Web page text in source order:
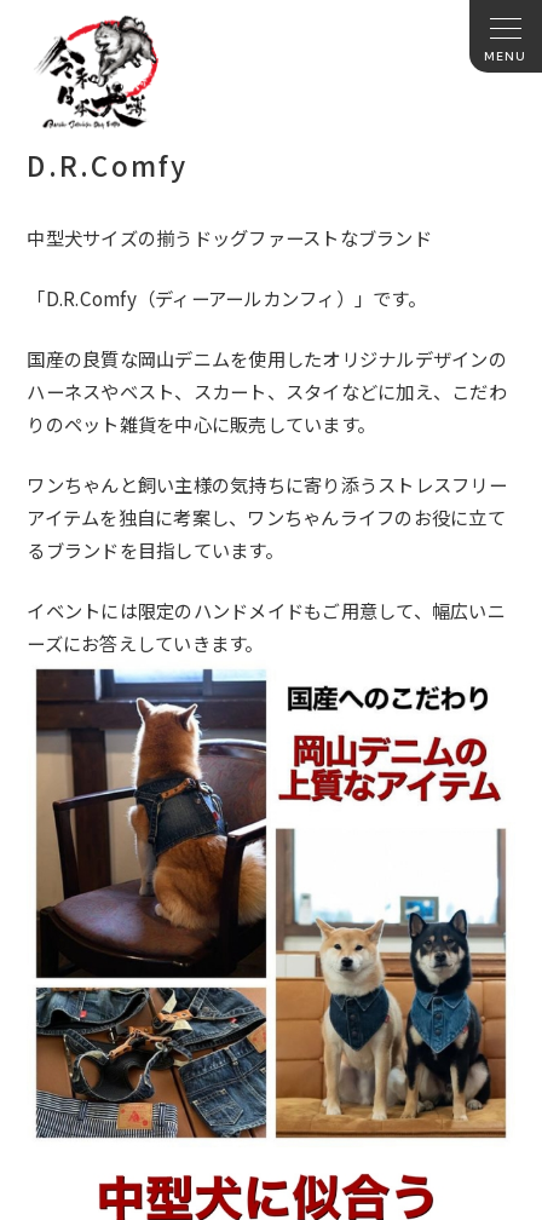
D.R.Comfy
中型犬サイズの揃うドッグファーストなブランド
「D.R.Comfy（ディーアールカンフィ）」です。
国産の良質な岡山デニムを使用したオリジナルデザインの
ハーネスやベスト、スカート、スタイなどに加え、 こだわ
りのペット雑貨を中心に販売しています。
ワンちゃんと飼い主様の気持ちに寄り添うストレスフリー
アイテムを独自に考案し、 ワンちゃんライフのお役に立て
るブランドを目指しています。
イベントには限定のハンドメイドもご用意して、 幅広いニ
ーズにお答えしていきます。